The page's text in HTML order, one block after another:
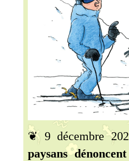
❦ 9 décembre
paysans